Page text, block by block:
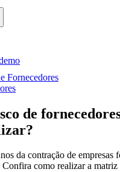
Fornecedores
de
da contração de empresas
como realizar a matriz